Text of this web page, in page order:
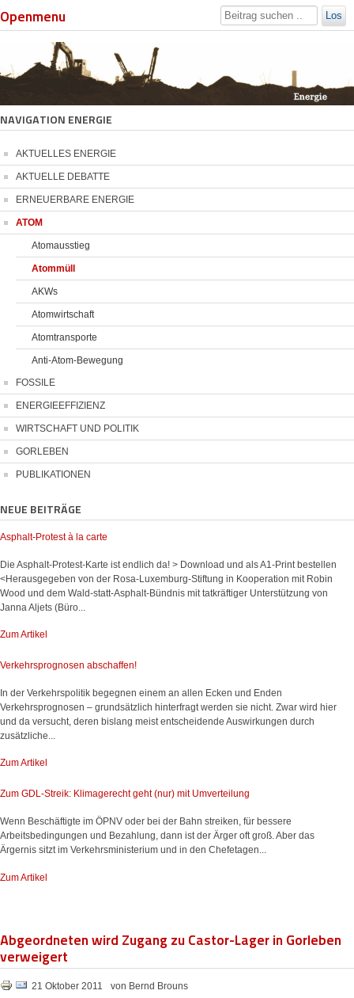
Openmenu Los
NAVIGATION ENERGIE
AKTUELLES ENERGIE
AKTUELLE DEBATTE
ERNEUERBARE ENERGIE
ATOM
Atomausstieg
Atommüll
AKWs
Atomwirtschaft
Atomtransporte
Anti-Atom-Bewegung
FOSSILE
ENERGIEEFFIZIENZ
WIRTSCHAFT UND POLITIK
GORLEBEN
PUBLIKATIONEN
NEUE BEITRÄGE
Asphalt-Protest à la carte
Die Asphalt-Protest-Karte ist endlich da! > Download und als A1-Print bestellen
<Herausgegeben von der Rosa-Luxemburg-Stiftung in Kooperation mit Robin
Wood und dem Wald-statt-Asphalt-Bündnis mit tatkräftiger Unterstützung von
Janna Aljets (Büro...
Zum Artikel
Verkehrsprognosen abschaffen!
In der Verkehrspolitik begegnen einem an allen Ecken und Enden
Verkehrsprognosen – grundsätzlich hinterfragt werden sie nicht. Zwar wird hier
und da versucht, deren bislang meist entscheidende Auswirkungen durch
zusätzliche...
Zum Artikel
Zum GDL-Streik: Klimagerecht geht (nur) mit Umverteilung
Wenn Beschäftigte im ÖPNV oder bei der Bahn streiken, für bessere
Arbeitsbedingungen und Bezahlung, dann ist der Ärger oft groß. Aber das
Ärgernis sitzt im Verkehrsministerium und in den Chefetagen...
Zum Artikel
Abgeordneten wird Zugang zu Castor-Lager in Gorleben
verweigert
21 Oktober 2011
von Bernd Brouns